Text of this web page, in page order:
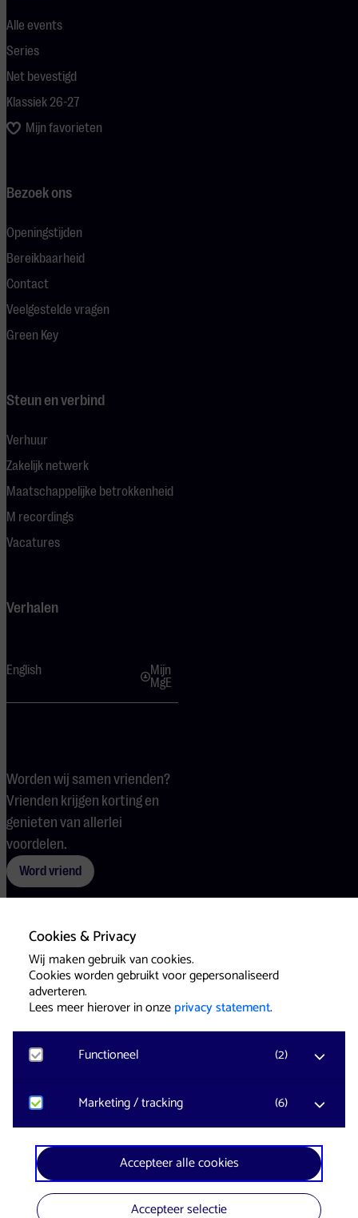
Cookies & Privacy
Wij maken gebruik van cookies.
Cookies worden gebruikt voor gepersonaliseerd
adverteren.
Lees meer hierover in onzeprivacy statement.
Functioneel (2)
Noodzakelijk
Voor het functioneren van de website en het
onthouden van voorkeuren worden functionele
cookies geplaatst. Hierbij worden geen
persoonsgegevens verzameld.
Google Analytics
Marketing / tracking (6)
YouTube
Registreert klikgedrag, bekeken video’s en aangepaste
voorkeuren. Bezoekersinformatie en gebruikersgedrag
wordt gebruikt voor advertenties.
Accepteer alle cookies
Accepteer selectie
Alle events
Series
Net bevestigd
Klassiek 26-27
Mijn favorieten
Bezoek ons
Openingstijden
Bereikbaarheid
Contact
Veelgestelde vragen
Green Key
Steun en verbind
Verhuur
Zakelijk netwerk
Maatschappelijke betrokkenheid
M recordings
Vacatures
Verhalen
English
Mijn
MgE
Worden wij samen vrienden?
Vrienden krijgen korting en
genieten van allerlei
voordelen.
Word vriend
Voorwaarden CookiesPers
Website & Identity byEagerly
In samenwerking met